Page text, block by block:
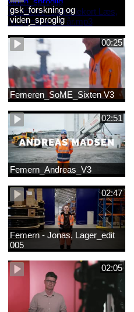
gsk_forskning og
viden_sproglig
forståelse_Samtalekort Læs,
lyt og skriv 3-6 år.mp3
00:25
Femeren_SoME_Sixten V3
02:51
Femern_Andreas_V3
02:47
Femern - Jonas, Lager_edit
005
02:05